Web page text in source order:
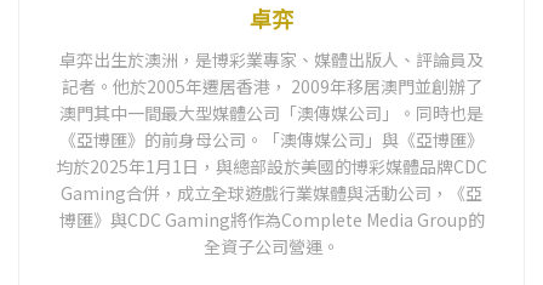
卓弈
卓弈出生於澳洲，是博彩業專家、媒體出版人、評論員及
記者。他於2005年遷居香港， 2009年移居澳門並創辦了
澳門其中一間最大型媒體公司「澳傳媒公司」。同時也是
《亞博匯》的前身母公司。「澳傳媒公司」與《亞博匯》
均於2025年1月1日，與總部設於美國的博彩媒體品牌CDC
Gaming合併，成立全球遊戲行業媒體與活動公司，《亞
博匯》與CDC Gaming將作為Complete Media Group的
全資子公司營運。